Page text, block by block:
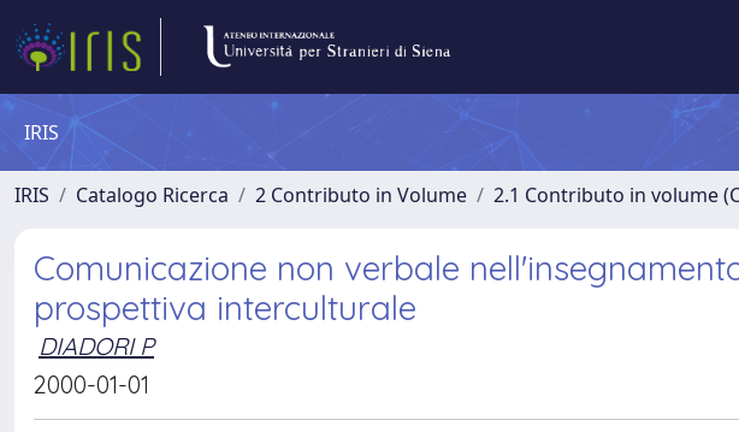
IRIS
IRIS Catalogo Ricerca 2 Contributo in Volume 2.1 Contributo in volume
Comunicazione non verbale
prospettiva interculturale
DIADORI P
2000-01-01